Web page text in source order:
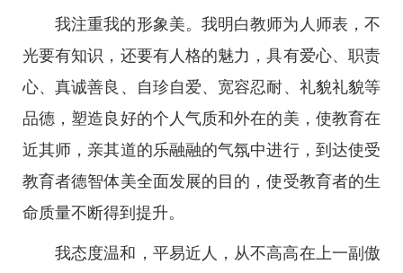
我注重我的形象美。我明白教师为人师表，不
光要有知识，还要有人格的魅力，具有爱心、职责
心、真诚善良、自珍自爱、宽容忍耐、礼貌礼貌等
品德，塑造良好的个人气质和外在的美，使教育在
近其师，亲其道的乐融融的气氛中进行，到达使受
教育者德智体美全面发展的目的，使受教育者的生
命质量不断得到提升。
我态度温和，平易近人，从不高高在上一副傲